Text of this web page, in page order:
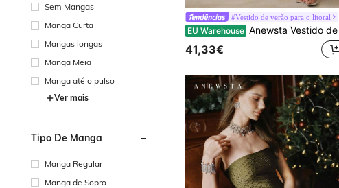
Sem Mangas
Manga Curta
Mangas longas
Manga Meia
Manga até o pulso
Ver mais
Tipo De Manga
Manga Regular
Manga de Sopro
#Vestido de verão para o litoral
EU Warehouse Anewsta Vestido de malha de cor sólida vazado com manga flare e onda, suéter de praia, sexy
41,33€